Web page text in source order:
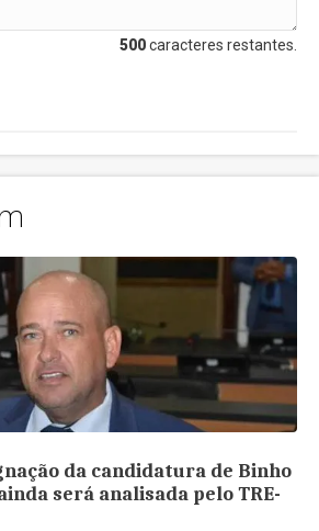
500caracteres restantes.
da candidatura de Binho
será analisada pelo TRE-